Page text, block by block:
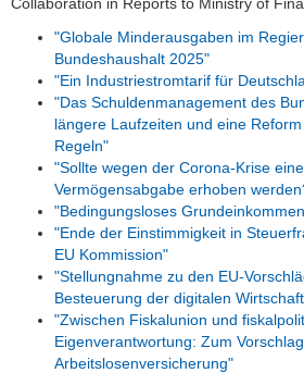
"Globale Minderausgaben im
Bundeshaushalt 2025"
"Ein Industriestromtarif für
"Das Schuldenmanagement des
längere Laufzeiten und eine
Regeln"
"Sollte wegen der Corona-Krise
Vermögensabgabe erhoben
"Bedingungsloses
"Ende der Einstimmigkeit in
EU Kommission"
"Stellungnahme zu den EU-
Besteuerung der digitalen
"Zwischen Fiskalunion und
Eigenverantwortung: Zum
Arbeitslosenversicherung"